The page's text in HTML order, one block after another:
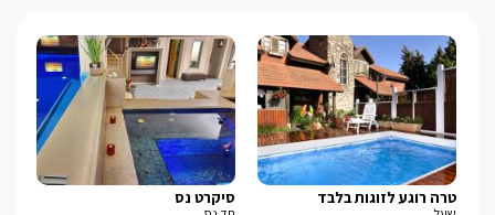
טרה רוגע לזוגות בלבד סיקרט נס